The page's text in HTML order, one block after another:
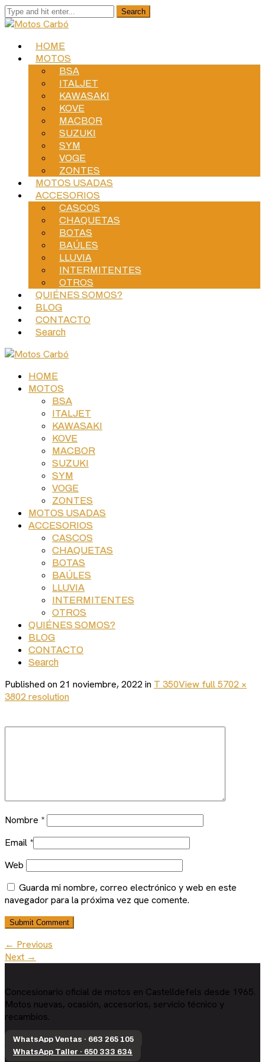
HOME
MOTOS
BSA
ITALJET
KAWASAKI
KOVE
MACBOR
SUZUKI
SYM
VOGE
ZONTES
MOTOS USADAS
ACCESORIOS
CASCOS
CHAQUETAS
BOTAS
BAÚLES
LLUVIA
INTERMITENTES
OTROS
QUIÉNES SOMOS?
BLOG
CONTACTO
Search
HOME
MOTOS
BSA
ITALJET
KAWASAKI
KOVE
MACBOR
SUZUKI
SYM
VOGE
ZONTES
MOTOS USADAS
ACCESORIOS
CASCOS
CHAQUETAS
BOTAS
BAÚLES
LLUVIA
INTERMITENTES
OTROS
QUIÉNES SOMOS?
BLOG
CONTACTO
Search
Published on 21 noviembre, 2022 in T 350View full 5702 ×
3802 resolution
Nombre *
Email *
Web
Guarda mi nombre, correo electrónico y web en este
navegador para la próxima vez que comente.
← Previous
Next →
Concesionario oficial de motos en Castelldefels desde 1965.
Motos nuevas, ocasión, accesorios, servicio técnico y
recambios.
WhatsApp Ventas · 663 265 105
WhatsApp Taller · 650 333 634